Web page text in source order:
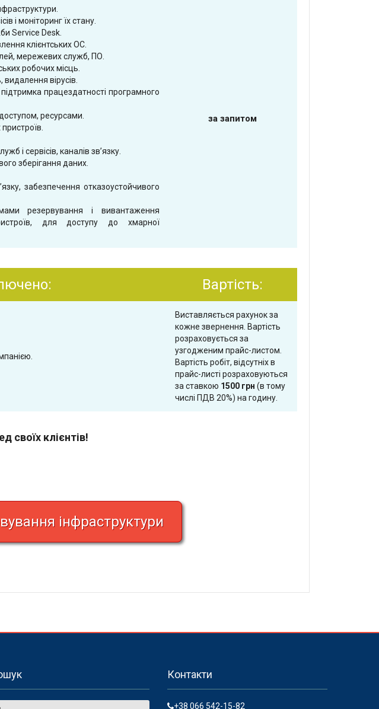
і моніторинг їх стану.
Service Desk.
клієнтських ОС.
мережевих служб, ПО.
робочих місць.
вірусів.
працездатності програмного
ресурсами.
і сервісів, каналів зв’язку.
зберігання даних.
забезпечення отказоустойчивого
резервування і вивантаження
для доступу до хмарної
за запитом
Вартість:
Виставляється рахунок за
кожне звернення. Вартість
розраховується за
узгодженим прайс-листом.
Вартість робіт, відсутніх в
прайс-листі розраховуються
за ставкою 1500 грн (в тому
числі ПДВ 20%) на годину.
своїх клієнтів!
інфраструктури
Контакти
+38 066 542-15-82